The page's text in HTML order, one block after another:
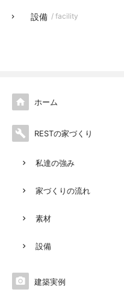
設備 / facility
 ホーム
 RESTの家づくり
私達の強み
家づくりの流れ
素材
設備
 建築実例